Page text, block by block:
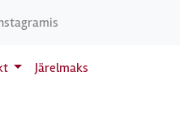
Järelmaks